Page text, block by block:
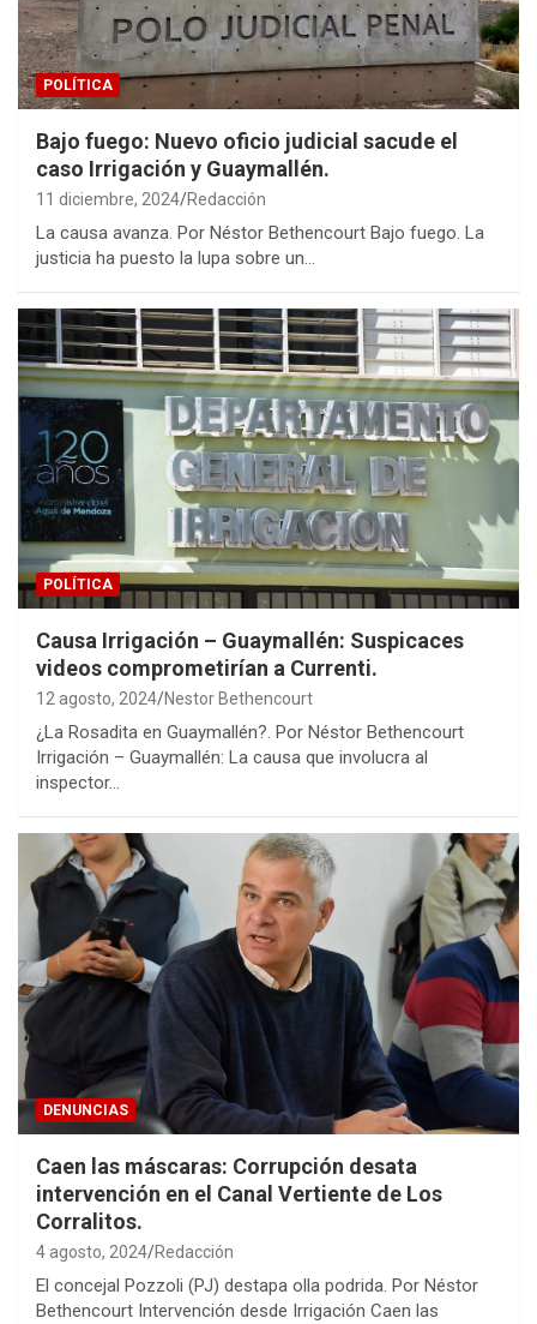
POLÍTICA
Bajo fuego: Nuevo oficio judicial sacude el
caso Irrigación y Guaymallén.
11 diciembre, 2024 Redacción
La causa avanza. Por Néstor Bethencourt Bajo fuego. La
justicia ha puesto la lupa sobre un…
POLÍTICA
Causa Irrigación – Guaymallén: Suspicaces
videos comprometirían a Currenti.
12 agosto, 2024 Nestor Bethencourt
¿La Rosadita en Guaymallén?. Por Néstor Bethencourt
Irrigación – Guaymallén: La causa que involucra al
inspector…
DENUNCIAS
Caen las máscaras: Corrupción desata
intervención en el Canal Vertiente de Los
Corralitos.
4 agosto, 2024 Redacción
El concejal Pozzoli (PJ) destapa olla podrida. Por Néstor
Bethencourt Intervención desde Irrigación Caen las